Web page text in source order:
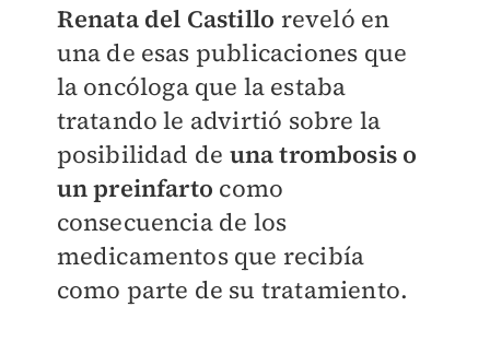
Renata del Castillo reveló en
una de esas publicaciones que
la oncóloga que la estaba
tratando le advirtió sobre la
posibilidad de una trombosis o
un preinfarto como
consecuencia de los
medicamentos que recibía
como parte de su tratamiento.